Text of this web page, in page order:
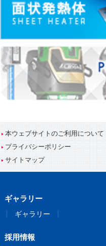
本ウェブサイトのご利用について
プライバシーポリシー
サイトマップ
ギャラリー
ギャラリー
採用情報